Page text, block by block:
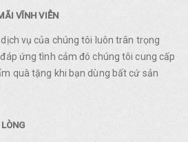
VĨNH VIỄN
vụ của chúng tôi luôn trân trọng
ứng tình cảm đó chúng tôi cung cấp
quà tặng khi bạn dùng bất cứ sản